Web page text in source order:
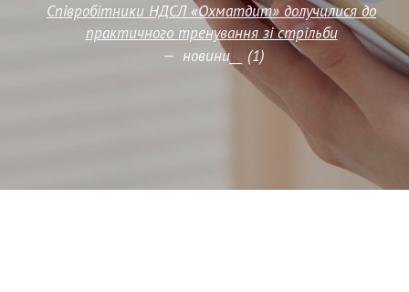
Співробітники НДСЛ «Охматдит» долучилися до
практичного тренування зі стрільби
— новини__ (1)